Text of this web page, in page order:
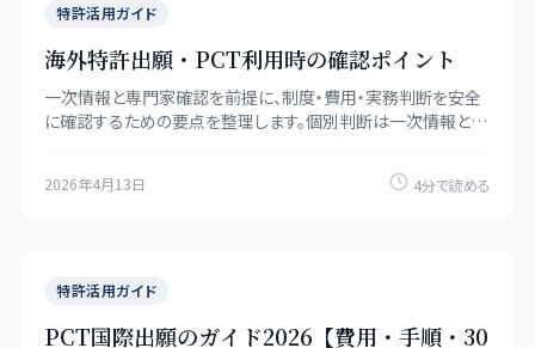
特許活用ガイド
海外特許出願・PCT利用時の確認ポイント
一次情報と専門家確認を前提に、制度・費用・実務判断を安全
に確認するための要点を整理します。個別判断は一次情報と専
2026年4月13日 4分で読める
特許活用ガイド
PCT国際出願のガイド2026【費用・手順・30